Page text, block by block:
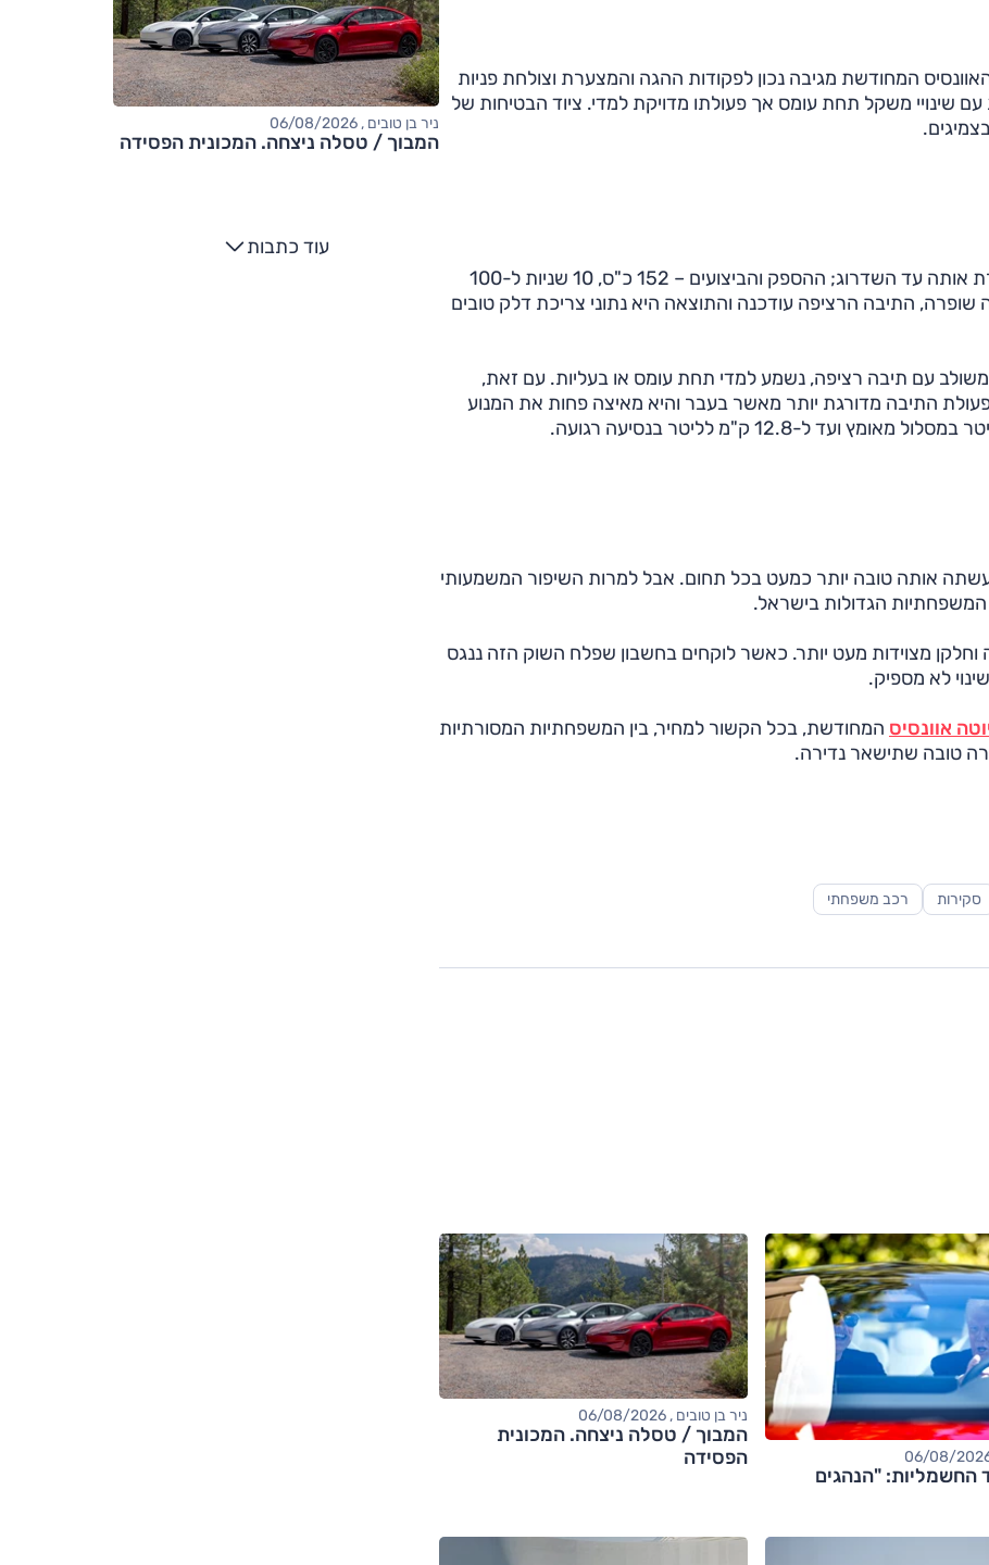
המחודשת מגיבה נכון לפקודות ההגה והמצערת וצולחת פניות
שינויי משקל תחת עומס אך פעולתו מדויקת למדי. ציוד הבטיחות של
האוונסיס המחודשת נותרה עם מנוע ה-2.0 ליטר ששירת אותה עד השדרוג; ההספק והביצועים – 152 כ"ס, 10 שניות ל-100
שופרה, התיבה הרציפה עודכנה והתוצאה היא נתוני צריכת דלק טובים
עם תיבה רציפה, נשמע למדי תחת עומס או בעליות. עם זאת,
התיבה מדורגת יותר מאשר בעבר והיא מאיצה פחות את המנוע
אותה טובה יותר כמעט בכל תחום. אבל למרות השיפור המשמעותי
הגדולות בישראל.
מצוידות מעט יותר. כאשר לוקחים בחשבון שפלח השוק הזה ננגס
לא מספיק.
אוונסיס המחודשת, בכל הקשור למחיר, בין המשפחתיות המסורתיות
טובה שתישאר נדירה.
סקירות רכב משפחתי
החשמליות: "הנהגים
ניר בן טובים , 06/08/2026
המבוך / טסלה ניצחה. המכונית
הפסידה
ניר בן טובים , 06/08/2026
המבוך / טסלה ניצחה. המכונית הפסידה
עוד כתבות